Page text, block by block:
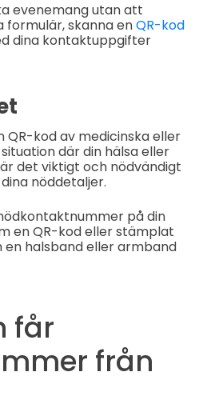
evenemang utan att
formulär, skanna enQR-kod
dina kontaktuppgifter
QR-kod av medicinska eller
där din hälsa eller
det viktigt och nödvändigt
nöddetaljer.
på din
en QR-kod eller stämplat
en halsband eller armband
får
från